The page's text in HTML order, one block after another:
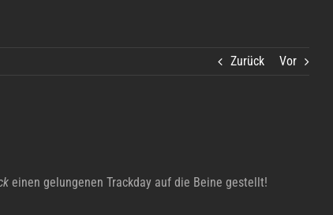
Zurück Vor
einen gelungenen Trackday auf die Beine gestellt!